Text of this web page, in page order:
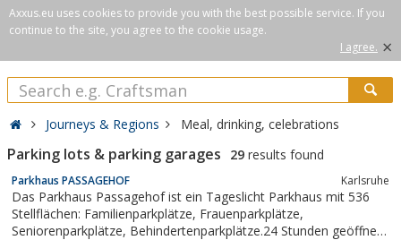
Axxus.eu uses cookies to provide you with the best possible service. If you
continue to the site, you agree to the cookie usage.
I agree. ×
Journeys & Regions Meal, drinking, celebrations
Parking lots & parking garages 29 results found
Parkhaus PASSAGEHOF Karlsruhe
Das Parkhaus Passagehof ist ein Tageslicht Parkhaus mit 536
Stellflächen: Familienparkplätze, Frauenparkplätze,
Seniorenparkplätze, Behindertenparkplätze.24 Stunden geöffnet,